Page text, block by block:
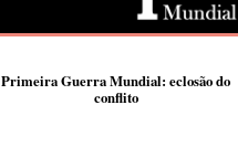
Primeira Guerra Mundial: eclosão do
conflito